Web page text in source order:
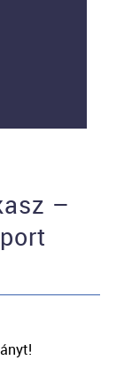
–